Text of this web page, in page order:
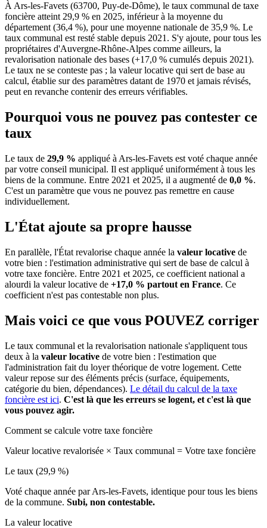
À Ars-les-Favets (63700, Puy-de-Dôme), le taux communal de taxe
foncière atteint 29,9 % en 2025, inférieur à la moyenne du
département (36,4 %), pour une moyenne nationale de 35,9 %. Le
taux communal est resté stable depuis 2021. S'y ajoute, pour tous les
propriétaires d'Auvergne-Rhône-Alpes comme ailleurs, la
revalorisation nationale des bases (+17,0 % cumulés depuis 2021).
Le taux ne se conteste pas ; la valeur locative qui sert de base au
calcul, établie sur des paramètres datant de 1970 et jamais révisés,
peut en revanche contenir des erreurs vérifiables.
Pourquoi vous ne pouvez pas contester ce
taux
Le taux de 29,9 % appliqué à Ars-les-Favets est voté chaque année
par votre conseil municipal. Il est appliqué uniformément à tous les
biens de la commune. Entre 2021 et 2025, il a augmenté de 0,0 %.
C'est un paramètre que vous ne pouvez pas remettre en cause
individuellement.
L'État ajoute sa propre hausse
En parallèle, l'État revalorise chaque année la valeur locative de
votre bien : l'estimation administrative qui sert de base de calcul à
votre taxe foncière. Entre 2021 et 2025, ce coefficient national a
alourdi la valeur locative de +17,0 % partout en France. Ce
coefficient n'est pas contestable non plus.
Mais voici ce que vous POUVEZ corriger
Le taux communal et la revalorisation nationale s'appliquent tous
deux à la valeur locative de votre bien : l'estimation que
l'administration fait du loyer théorique de votre logement. Cette
valeur repose sur des éléments précis (surface, équipements,
catégorie du bien, dépendances). Le détail du calcul de la taxe
foncière est ici. C'est là que les erreurs se logent, et c'est là que
vous pouvez agir.
Comment se calcule votre taxe foncière
Valeur locative revalorisée × Taux communal = Votre taxe foncière
Le taux (29,9 %)
Voté chaque année par Ars-les-Favets, identique pour tous les biens
de la commune. Subi, non contestable.
La valeur locative